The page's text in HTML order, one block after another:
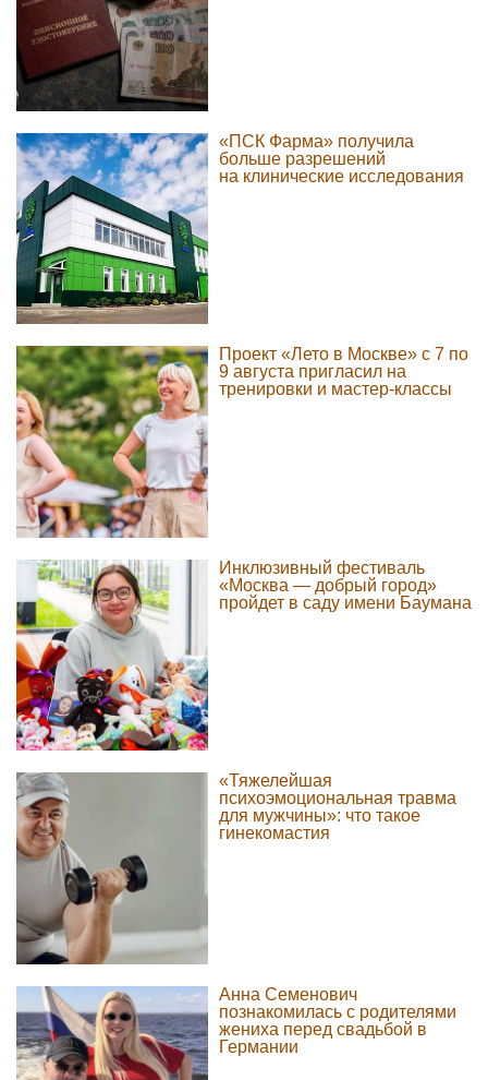
«ПСК Фарма» получила
больше разрешений
на клинические исследования
Проект «Лето в Москве» с 7 по
9 августа пригласил на
тренировки и мастер-классы
Инклюзивный фестиваль
«Москва — добрый город»
пройдет в саду имени Баумана
«Тяжелейшая
психоэмоциональная травма
для мужчины»: что такое
гинекомастия
Анна Семенович
познакомилась с родителями
жениха перед свадьбой в
Германии